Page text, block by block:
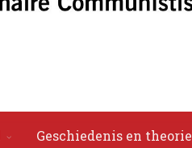
Geschiedenis en theorie